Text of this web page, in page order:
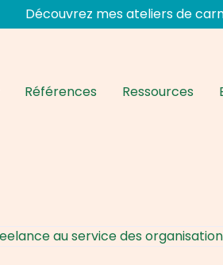
Découvrez mes ateliers de
Références Ressources
au service des